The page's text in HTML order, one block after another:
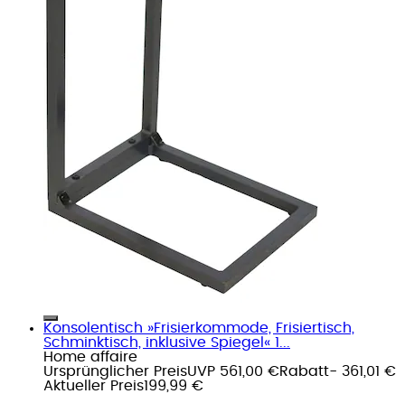
Konsolentisch »Frisierkommode, Frisiertisch,
Schminktisch, inklusive Spiegel« 1...
Home affaire
Ursprünglicher PreisUVP 561,00 €Rabatt- 361,01 €
Aktueller Preis199,99 €